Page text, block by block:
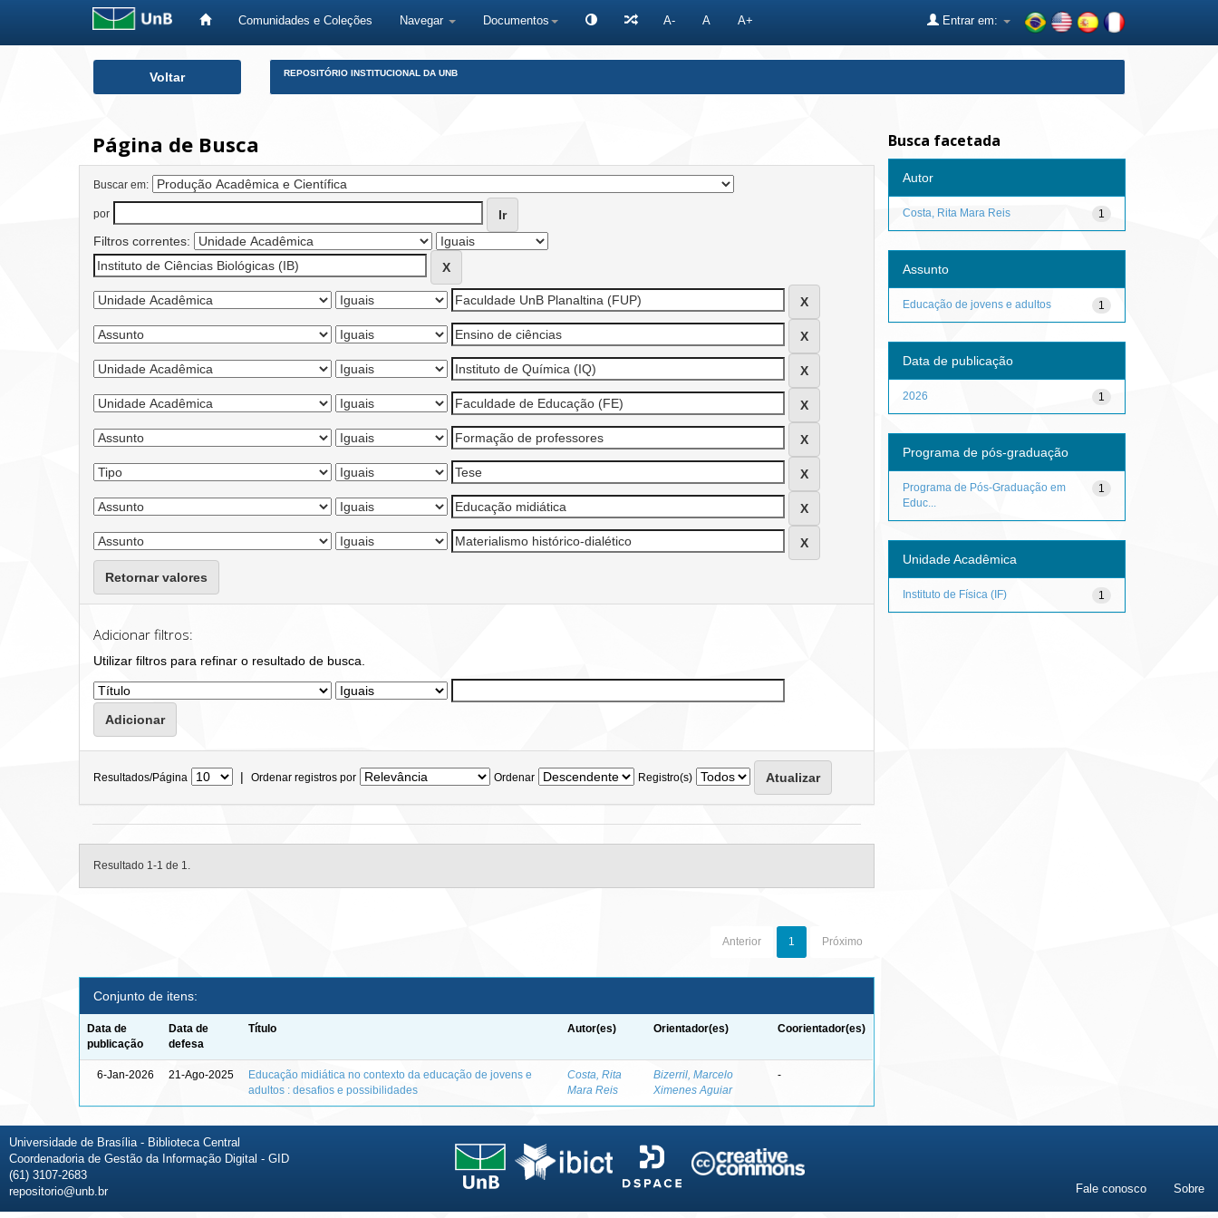
Comunidades e Coleções Navegar Documentos A- A A+ Entrar em:
Voltar REPOSITÓRIO INSTITUCIONAL DA UNB
Página de Busca
Buscar em:
por
Filtros correntes:
Retornar valores
Adicionar filtros:
Utilizar filtros para refinar o resultado de busca.
Resultados/Página | Ordenar registros por Ordenar Registro(s)
Resultado 1-1 de 1.
Anterior 1 Próximo
Conjunto de itens:
Data de
publicação
Data de
defesa
Título Autor(es) Orientador(es) Coorientador(es)
6-Jan-2026 21-Ago-2025
Educação midiática no contexto da educação de jovens e
adultos : desafios e possibilidades
Costa, Rita
Mara Reis
Bizerril, Marcelo
Ximenes Aguiar
-
Busca facetada
Autor
1
Costa, Rita Mara Reis
Assunto
1
Educação de jovens e adultos
Data de publicação
1
2026
Programa de pós-graduação
1
Programa de Pós-Graduação em
Educ...
Unidade Acadêmica
1
Instituto de Física (IF)
Universidade de Brasília - Biblioteca Central
Coordenadoria de Gestão da Informação Digital - GID
(61) 3107-2683
repositorio@unb.br
Fale conosco Sobre